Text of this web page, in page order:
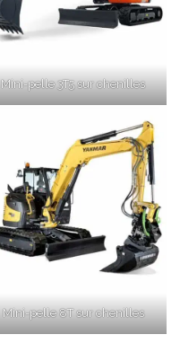
Mini-pelle 3T5 sur chenilles
Mini-pelle 8T sur chenilles